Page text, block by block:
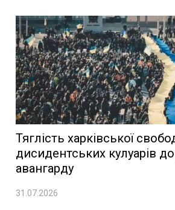
Тяглість харківської
дисидентських кулуарів
авангарду
31.07.2026